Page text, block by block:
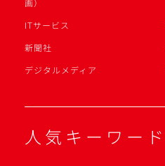
画）
ITサービス
新聞社
デジタルメディア
人気キーワード